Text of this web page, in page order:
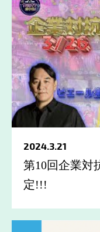
2024.3.21
第10回企業対
定!!!